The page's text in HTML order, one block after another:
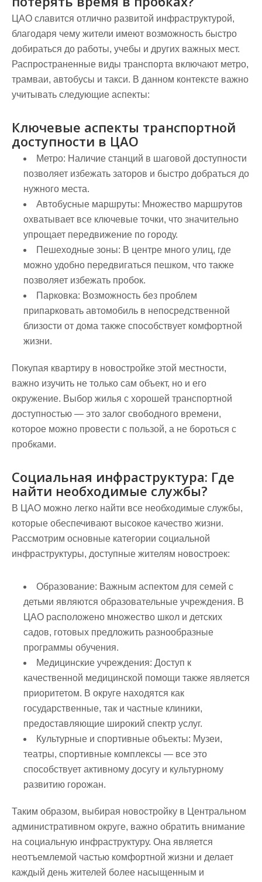
ЦАО славится отлично развитой инфраструктурой,
благодаря чему жители имеют возможность быстро
добираться до работы, учебы и других важных мест.
Распространенные виды транспорта включают метро,
трамваи, автобусы и такси. В данном контексте важно
учитывать следующие аспекты:
Ключевые аспекты транспортной
доступности в ЦАО
Метро: Наличие станций в шаговой доступности
позволяет избежать заторов и быстро добраться до
нужного места.
Автобусные маршруты: Множество маршрутов
охватывает все ключевые точки, что значительно
упрощает передвижение по городу.
Пешеходные зоны: В центре много улиц, где
можно удобно передвигаться пешком, что также
позволяет избежать пробок.
Парковка: Возможность без проблем
припарковать автомобиль в непосредственной
близости от дома также способствует комфортной
жизни.
Покупая квартиру в новостройке этой местности,
важно изучить не только сам объект, но и его
окружение. Выбор жилья с хорошей транспортной
доступностью — это залог свободного времени,
которое можно провести с пользой, а не бороться с
пробками.
Социальная инфраструктура: Где
найти необходимые службы?
В ЦАО можно легко найти все необходимые службы,
которые обеспечивают высокое качество жизни.
Рассмотрим основные категории социальной
инфраструктуры, доступные жителям новостроек:
Образование: Важным аспектом для семей с
детьми являются образовательные учреждения. В
ЦАО расположено множество школ и детских
садов, готовых предложить разнообразные
программы обучения.
Медицинские учреждения: Доступ к
качественной медицинской помощи также является
приоритетом. В округе находятся как
государственные, так и частные клиники,
предоставляющие широкий спектр услуг.
Культурные и спортивные объекты: Музеи,
театры, спортивные комплексы — все это
способствует активному досугу и культурному
развитию горожан.
Таким образом, выбирая новостройку в Центральном
административном округе, важно обратить внимание
на социальную инфраструктуру. Она является
неотъемлемой частью комфортной жизни и делает
каждый день жителей более насыщенным и